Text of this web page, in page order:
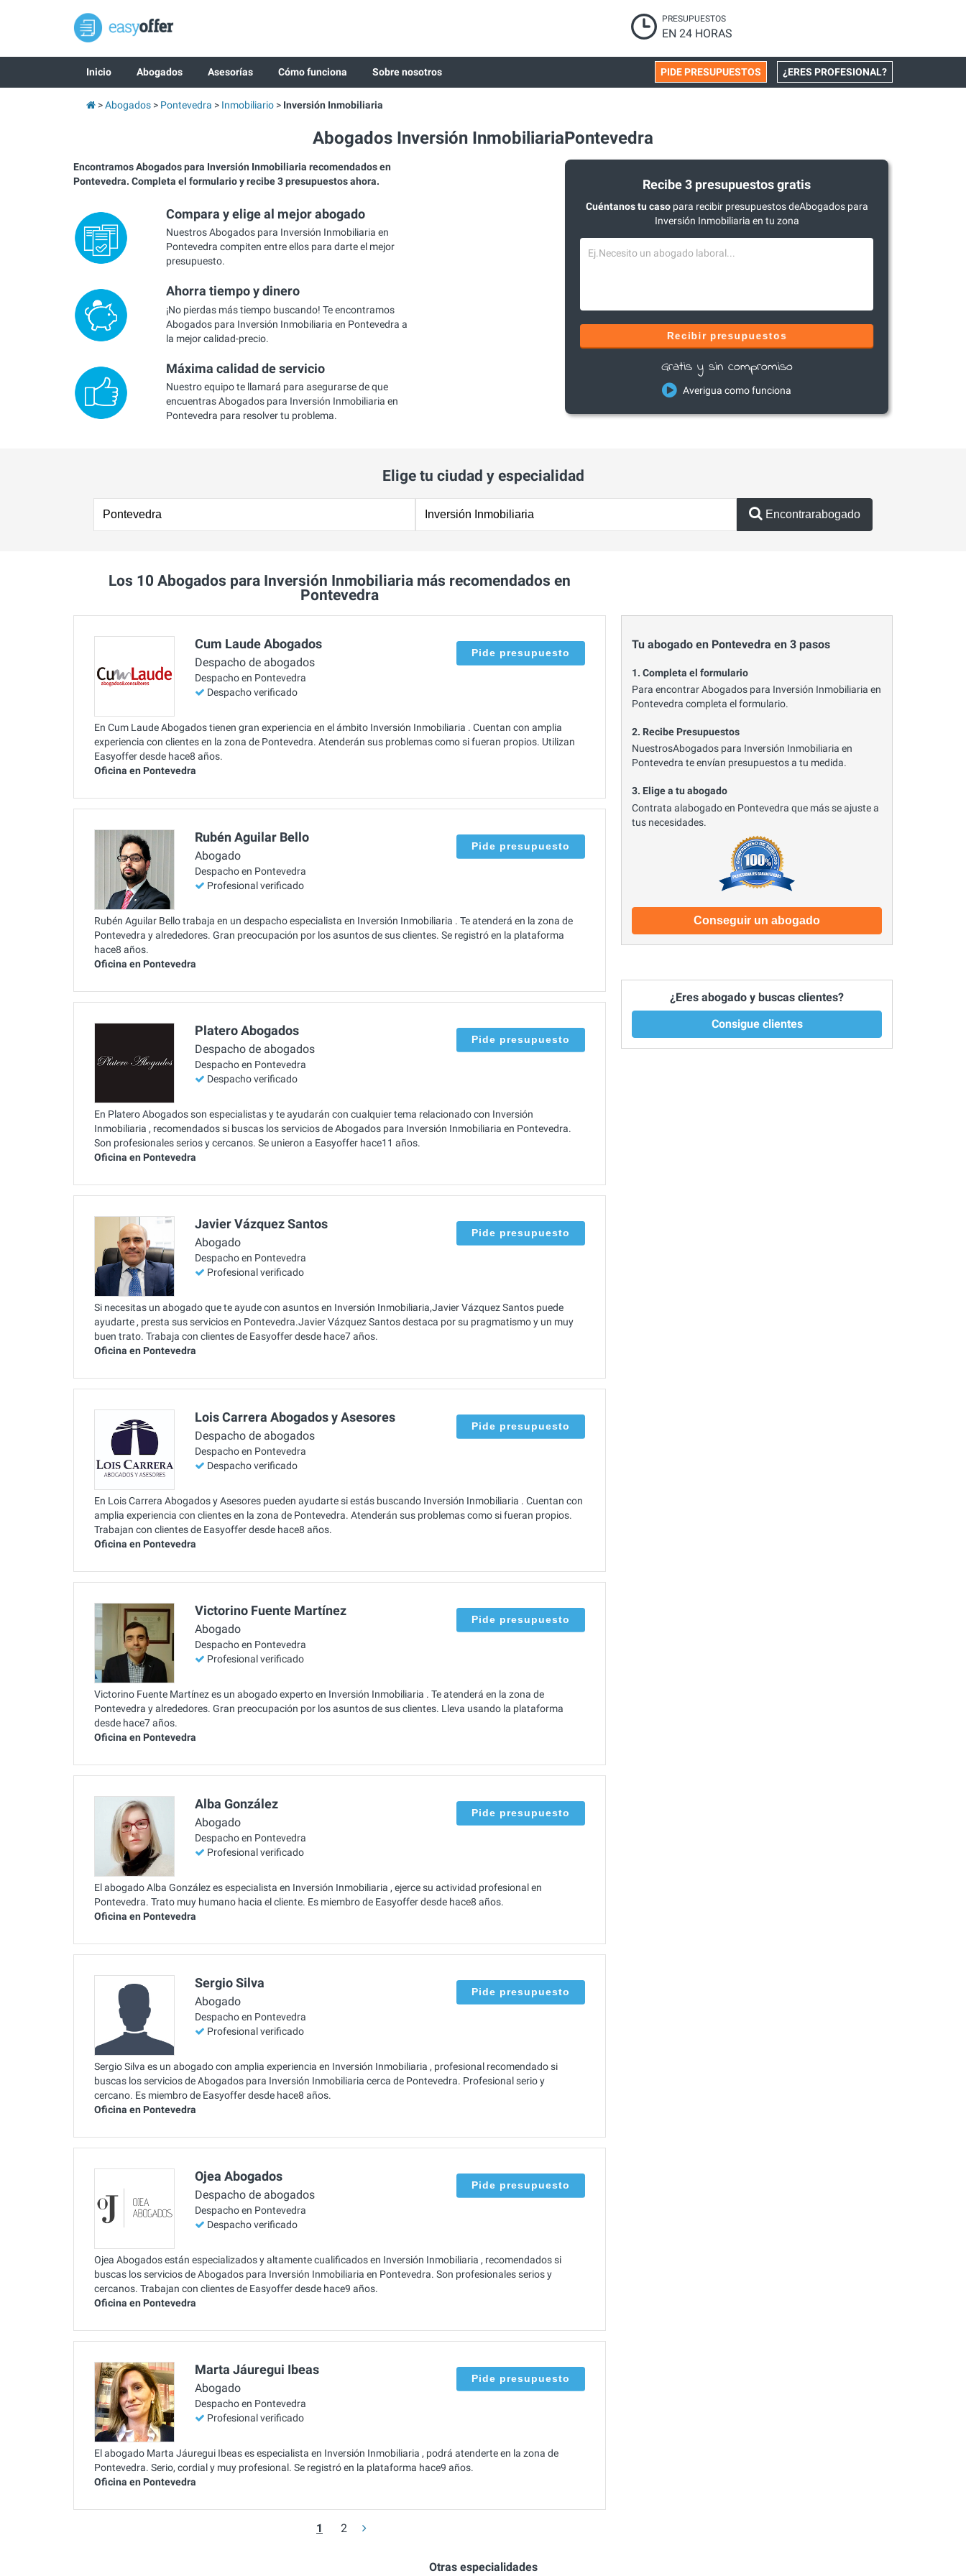
PRESUPUESTOS
EN 24 HORAS
Inicio Abogados Asesorías Cómo funciona Sobre nosotros ¿ERES PROFESIONAL?
PIDE PRESUPUESTOS
Abogados Pontevedra Inmobiliario Inversión Inmobiliaria
Abogados Inversión InmobiliariaPontevedra
Encontramos Abogados para Inversión Inmobiliaria recomendados en
Pontevedra. Completa el formulario y recibe 3 presupuestos ahora.
Compara y elige al mejor abogado
Nuestros Abogados para Inversión Inmobiliaria en
Pontevedra compiten entre ellos para darte el mejor
presupuesto.
Ahorra tiempo y dinero
¡No pierdas más tiempo buscando! Te encontramos
Abogados para Inversión Inmobiliaria en Pontevedra a
la mejor calidad-precio.
Máxima calidad de servicio
Nuestro equipo te llamará para asegurarse de que
encuentras Abogados para Inversión Inmobiliaria en
Pontevedra para resolver tu problema.
Recibe 3 presupuestos gratis
Cuéntanos tu casopara recibir presupuestos deAbogados para
Inversión Inmobiliaria en tu zona
Recibir presupuestos
Gratis y sin compromiso
Averigua como funciona
Elige tu ciudad y especialidad
Encontrarabogado
Los 10 Abogados para Inversión Inmobiliaria más recomendados en
Pontevedra
Cum Laude Abogados
Despacho de abogados
Despacho en Pontevedra
Despacho verificado
Pide presupuesto
En Cum Laude Abogados tienen gran experiencia en el ámbito Inversión Inmobiliaria . Cuentan con amplia
experiencia con clientes en la zona de Pontevedra. Atenderán sus problemas como si fueran propios. Utilizan
Easyoffer desde hace8 años.
Oficina en Pontevedra
Rubén Aguilar Bello
Abogado
Despacho en Pontevedra
Profesional verificado
Pide presupuesto
Rubén Aguilar Bello trabaja en un despacho especialista en Inversión Inmobiliaria . Te atenderá en la zona de
Pontevedra y alrededores. Gran preocupación por los asuntos de sus clientes. Se registró en la plataforma
hace8 años.
Oficina en Pontevedra
Platero Abogados
Despacho de abogados
Despacho en Pontevedra
Despacho verificado
Pide presupuesto
En Platero Abogados son especialistas y te ayudarán con cualquier tema relacionado con Inversión
Inmobiliaria , recomendados si buscas los servicios de Abogados para Inversión Inmobiliaria en Pontevedra.
Son profesionales serios y cercanos. Se unieron a Easyoffer hace11 años.
Oficina en Pontevedra
Javier Vázquez Santos
Abogado
Despacho en Pontevedra
Profesional verificado
Pide presupuesto
Si necesitas un abogado que te ayude con asuntos en Inversión Inmobiliaria,Javier Vázquez Santos puede
ayudarte , presta sus servicios en Pontevedra.Javier Vázquez Santos destaca por su pragmatismo y un muy
buen trato. Trabaja con clientes de Easyoffer desde hace7 años.
Oficina en Pontevedra
Lois Carrera Abogados y Asesores
Despacho de abogados
Despacho en Pontevedra
Despacho verificado
Pide presupuesto
En Lois Carrera Abogados y Asesores pueden ayudarte si estás buscando Inversión Inmobiliaria . Cuentan con
amplia experiencia con clientes en la zona de Pontevedra. Atenderán sus problemas como si fueran propios.
Trabajan con clientes de Easyoffer desde hace8 años.
Oficina en Pontevedra
Victorino Fuente Martínez
Abogado
Despacho en Pontevedra
Profesional verificado
Pide presupuesto
Victorino Fuente Martínez es un abogado experto en Inversión Inmobiliaria . Te atenderá en la zona de
Pontevedra y alrededores. Gran preocupación por los asuntos de sus clientes. Lleva usando la plataforma
desde hace7 años.
Oficina en Pontevedra
Alba González
Abogado
Despacho en Pontevedra
Profesional verificado
Pide presupuesto
El abogado Alba González es especialista en Inversión Inmobiliaria , ejerce su actividad profesional en
Pontevedra. Trato muy humano hacia el cliente. Es miembro de Easyoffer desde hace8 años.
Oficina en Pontevedra
Sergio Silva
Abogado
Despacho en Pontevedra
Profesional verificado
Pide presupuesto
Sergio Silva es un abogado con amplia experiencia en Inversión Inmobiliaria , profesional recomendado si
buscas los servicios de Abogados para Inversión Inmobiliaria cerca de Pontevedra. Profesional serio y
cercano. Es miembro de Easyoffer desde hace8 años.
Oficina en Pontevedra
Ojea Abogados
Despacho de abogados
Despacho en Pontevedra
Despacho verificado
Pide presupuesto
Ojea Abogados están especializados y altamente cualificados en Inversión Inmobiliaria , recomendados si
buscas los servicios de Abogados para Inversión Inmobiliaria en Pontevedra. Son profesionales serios y
cercanos. Trabajan con clientes de Easyoffer desde hace9 años.
Oficina en Pontevedra
Marta Jáuregui Ibeas
Abogado
Despacho en Pontevedra
Profesional verificado
Pide presupuesto
El abogado Marta Jáuregui Ibeas es especialista en Inversión Inmobiliaria , podrá atenderte en la zona de
Pontevedra. Serio, cordial y muy profesional. Se registró en la plataforma hace9 años.
Oficina en Pontevedra
1 2
Tu abogado en Pontevedra en 3 pasos
1. Completa el formulario
Para encontrar Abogados para Inversión Inmobiliaria en
Pontevedra completa el formulario.
2. Recibe Presupuestos
NuestrosAbogados para Inversión Inmobiliaria en
Pontevedra te envían presupuestos a tu medida.
3. Elige a tu abogado
Contrata alabogado en Pontevedra que más se ajuste a
tus necesidades.
Conseguir un abogado
¿Eres abogado y buscas clientes?
Consigue clientes
Otras especialidades